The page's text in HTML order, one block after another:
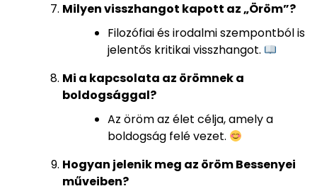
Milyen visszhangot kapott az „Öröm”?
Filozófiai és irodalmi szempontból is
jelentős kritikai visszhangot.
Mi a kapcsolata az örömnek a
boldogsággal?
Az öröm az élet célja, amely a
boldogság felé vezet.
Hogyan jelenik meg az öröm Bessenyei
műveiben?